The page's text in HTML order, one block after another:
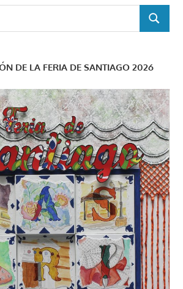
BUSCAR
DE LA FERIA DE SANTIAGO 2026